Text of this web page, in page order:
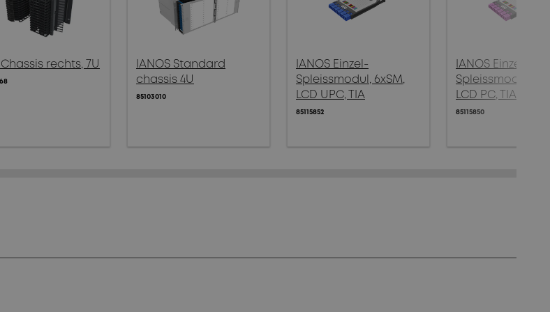
Chassis rechts, 7U
IANOS Standard
chassis 4U
85103010
IANOS Einzel-
Spleissmodul, 6xSM,
LCD UPC, TIA
85115852
IANOS Einzel-
Spleissmodul,
LCD PC, TIA
85115850